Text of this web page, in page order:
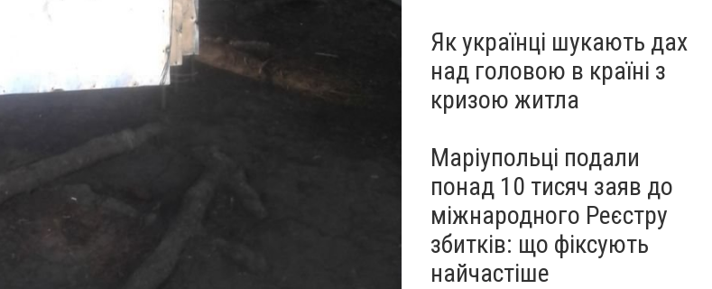
Як українці шукають дах
над головою в країні з
кризою житла
Маріупольці подали
понад 10 тисяч заяв до
міжнародного Реєстру
збитків: що фіксують
найчастіше